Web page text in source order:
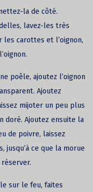
la de côté.
lavez-les très
carottes et l’oignon,
poêle, ajoutez l’oignon
Ajoutez
mijoter un peu plus
doré. Ajoutez ensuite la
de poivre, laissez
ce que la morue
sur le feu, faites